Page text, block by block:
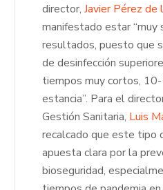
director, Javier Pérez de
manifestado estar “muy
resultados, puesto que
de desinfección
tiempos muy cortos,
estancia”. Para el
Gestión Sanitaria, Luis
recalcado que este tipo
apuesta clara por la
bioseguridad,